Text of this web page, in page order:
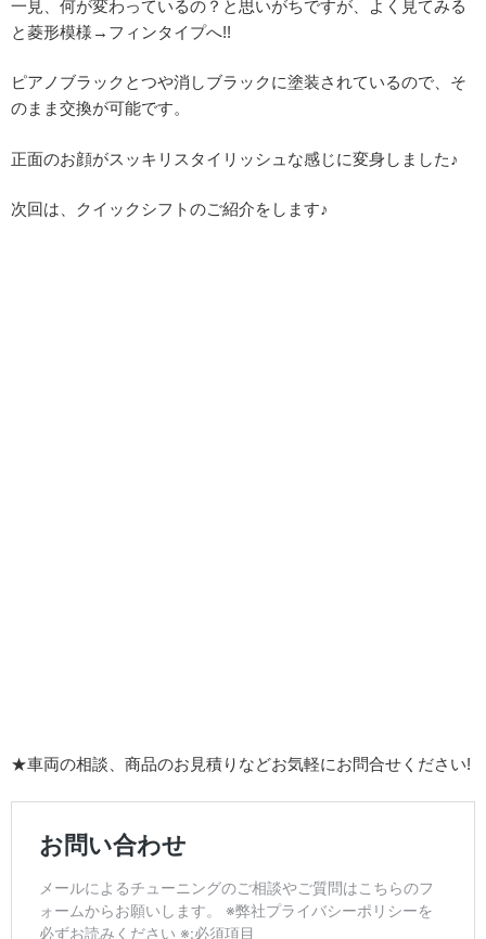
一見、何が変わっているの？と思いがちですが、よく見てみる
と菱形模様→フィンタイプへ!!
ピアノブラックとつや消しブラックに塗装されているので、そ
のまま交換が可能です。
正面のお顔がスッキリスタイリッシュな感じに変身しました♪
次回は、クイックシフトのご紹介をします♪
★車両の相談、商品のお見積りなどお気軽にお問合せください!